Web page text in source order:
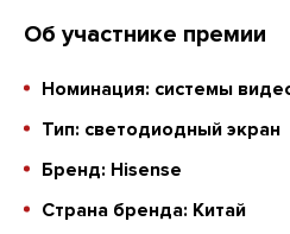
Об участнике премии
Номинация: системы
Тип: светодиодный экран
Бренд: Hisense
Страна бренда: Китай